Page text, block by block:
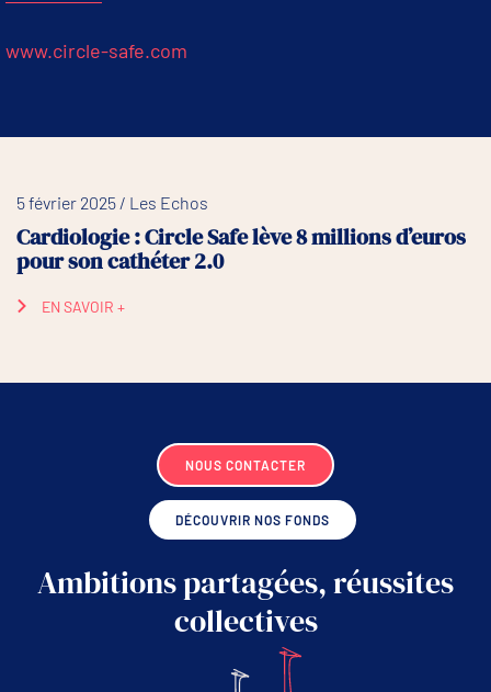
www.circle-safe.com
5 février 2025 / Les Echos
Cardiologie : Circle Safe lève 8 millions d’euros
pour son cathéter 2.0
EN SAVOIR +
NOUS CONTACTER
DÉCOUVRIR NOS FONDS
Ambitions partagées, réussites
collectives